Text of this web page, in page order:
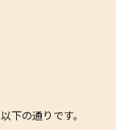
下の通りです。